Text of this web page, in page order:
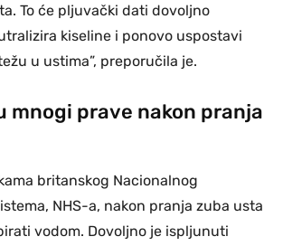
To će pljuvački dati dovoljno
kiseline i ponovo uspostavi
u ustima”, preporučila je.
mnogi prave nakon pranja
britanskog Nacionalnog
NHS-a, nakon pranja zuba usta
vodom. Dovoljno je ispljunuti